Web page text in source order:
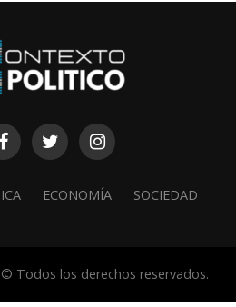
ECONOMÍA SOCIEDAD
Todos los derechos reservados.